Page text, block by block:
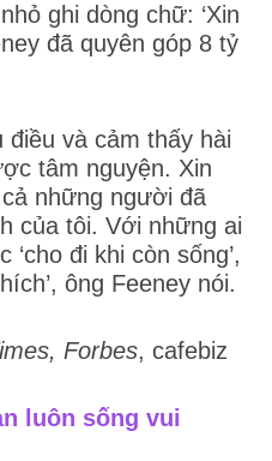
ghi dòng chữ: ‘Xin
đã quyên góp 8 tỷ
điều và cảm thấy hài
tâm nguyện. Xin
những người đã
của tôi. Với những ai
đi khi còn sống’,
ông Feeney nói.
Forbes, cafebiz
luôn sống vui